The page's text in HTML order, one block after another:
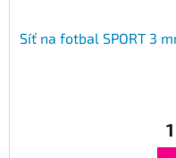
Síť na fotbal SPORT 3